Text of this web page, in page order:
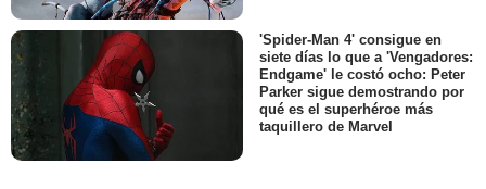
'Spider-Man 4' consigue en
siete días lo que a 'Vengadores:
Endgame' le costó ocho: Peter
Parker sigue demostrando por
qué es el superhéroe más
taquillero de Marvel